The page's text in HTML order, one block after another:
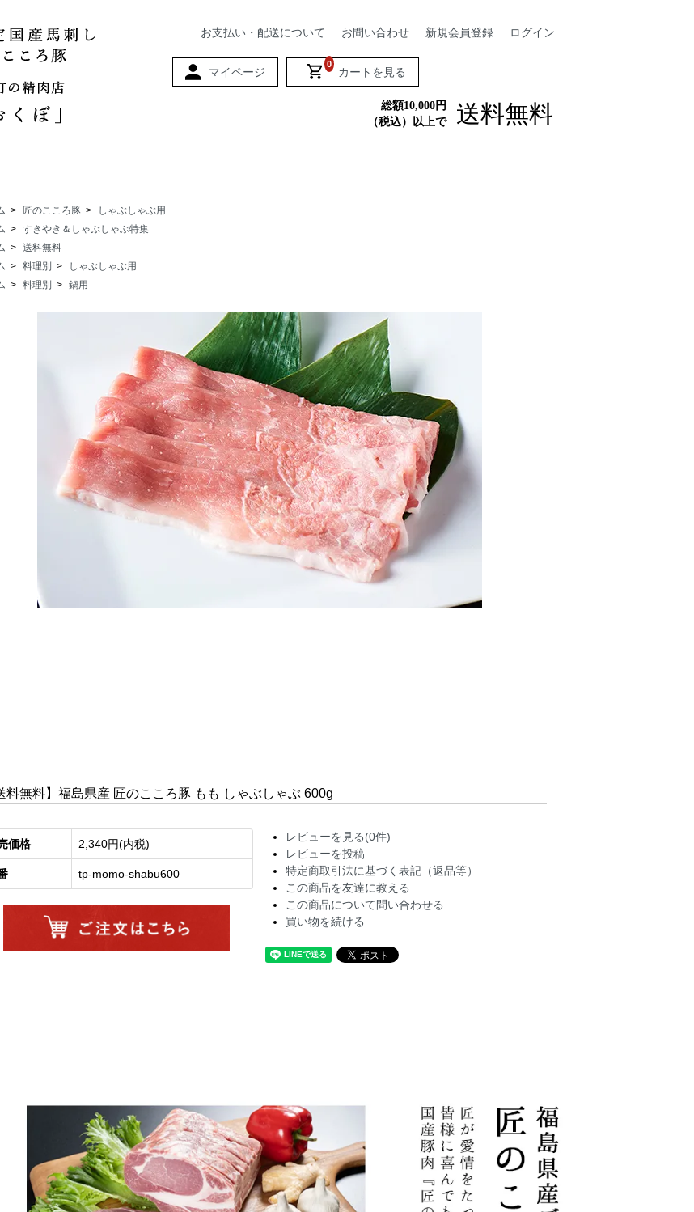
お支払い・配送について お問い合わせ 新規会員登録 ログイン
マイページ
0
カートを見る
総額10,000円
（税込）以上で
送料無料
> 匠のこころ豚 >
しゃぶしゃぶ用
> すきやき＆しゃぶしゃぶ特集
> 送料無料
> 料理別 >
しゃぶしゃぶ用
> 料理別 > 鍋用
料無料】福島県産 匠のこころ豚 もも しゃぶしゃぶ 600g
価格 2,340円(内税)
tp-momo-shabu600
レビューを見る(0件)
レビューを投稿
特定商取引法に基づく表記（返品等）
この商品を友達に教える
この商品について問い合わせる
買い物を続ける